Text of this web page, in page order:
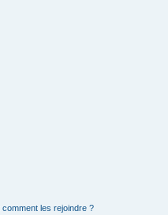
les rejoindre ?